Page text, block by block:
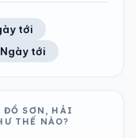
mưa
hPa
giótới
Ngày tới
SƠN, HẢI
THẾ NÀO?